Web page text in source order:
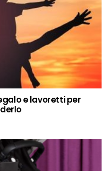
e lavoretti per